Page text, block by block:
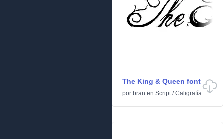
The King & Queen font
por bran en Script/Caligrafía